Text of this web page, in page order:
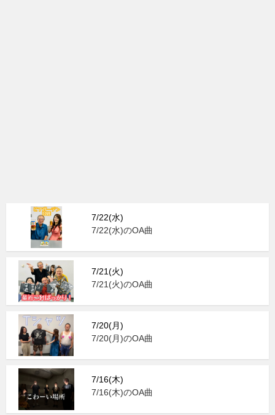
7/22(水)
7/22(水)のOA曲
7/21(火)
7/21(火)のOA曲
7/20(月)
7/20(月)のOA曲
7/16(木)
7/16(木)のOA曲